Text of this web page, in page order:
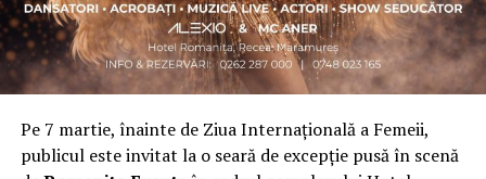
„Dacă nu eu, atunci cine?”spune clujeancaCarmen
Mihalca, fondatoareaAntreprenoare.ro. Din această
întrebare s-a născut campania.
Cine a ales să fie vizibilă la Cluj
Pe 7 martie, înainte de Ziua Internațională a Femeii,
publicul este invitat la o seară de excepție pusă în scenă